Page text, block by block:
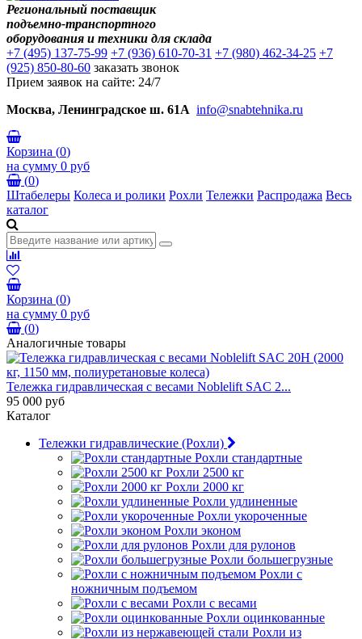
Региональный поставщик
подъемно-транспортного
оборудования и техники для склада
+7 (495) 137-75-99 +7 (936) 610-70-31 +7 (980) 462-34-25 +7
(925) 850-80-60 заказать звонок
Прием заявок на сайте: 24/7
Москва, Ленинградское ш. 61А info@snabtehnika.ru
Корзина (0)
на сумму 0 руб
(0)
Штабелеры Колеса и ролики Рохли Тележки Распродажа Весь
каталог
Корзина (0)
на сумму 0 руб
(0)
Аналогичные товары
Тележка гидравлическая с весами Noblelift SAC 2...
95 000 руб
Каталог
Тележки гидравлические (Рохли)
Рохли стандартные
Рохли 2500 кг
Рохли 2000 кг
Рохли удлиненные
Рохли укороченные
Рохли эконом
Рохли для рулонов
Рохли большегрузные
Рохли с
ножничным подъемом
Рохли с весами
Рохли оцинкованные
Рохли из